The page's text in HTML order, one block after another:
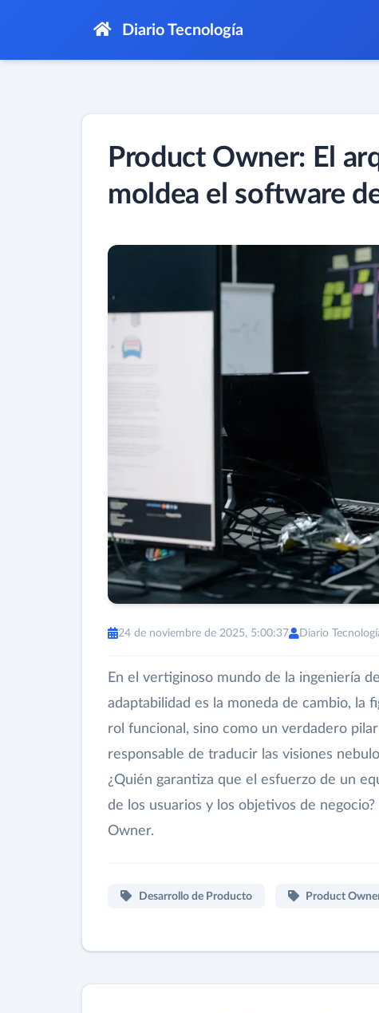
Diario Tecnología
Product Owner: El
moldea el software
24 de noviembre de 2025, 5:00:37 Diario
En el vertiginoso mundo de la ingeniería
adaptabilidad es la moneda de cambio, la
rol funcional, sino como un verdadero
responsable de traducir las visiones
¿Quién garantiza que el esfuerzo de un
de los usuarios y los objetivos de
Owner.
Desarrollo de Producto Product